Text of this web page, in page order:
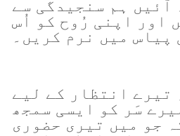
آئیں ہم سنجیدگی سے
اور اپنی رُوح کو اُس
پیاس میں نرم کریں۔
تیرے انتظار کے لیے
سَر کو ایسی سمجھ
جو میں تیری حضوری